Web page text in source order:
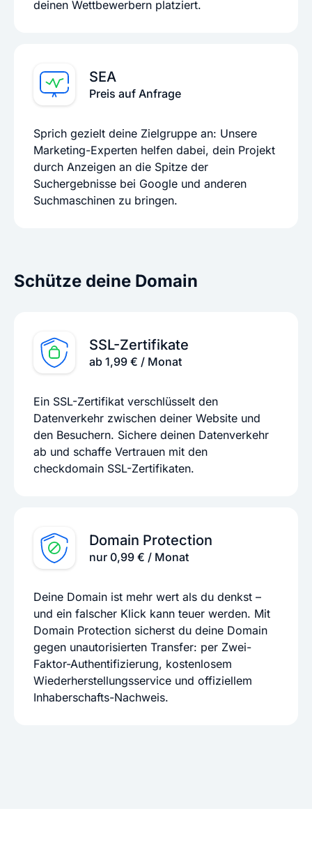
deinen Wettbewerbern platziert.
SEA
Preis auf Anfrage
Sprich gezielt deine Zielgruppe an: Unsere
Marketing-Experten helfen dabei, dein Projekt
durch Anzeigen an die Spitze der
Suchergebnisse bei Google und anderen
Suchmaschinen zu bringen.
Schütze deine Domain
SSL-Zertifikate
ab 1,99 € / Monat
Ein SSL-Zertifikat verschlüsselt den
Datenverkehr zwischen deiner Website und
den Besuchern. Sichere deinen Datenverkehr
ab und schaffe Vertrauen mit den
checkdomain SSL-Zertifikaten.
Domain Protection
nur 0,99 € / Monat
Deine Domain ist mehr wert als du denkst –
und ein falscher Klick kann teuer werden. Mit
Domain Protection sicherst du deine Domain
gegen unautorisierten Transfer: per Zwei-
Faktor-Authentifizierung, kostenlosem
Wiederherstellungsservice und offiziellem
Inhaberschafts-Nachweis.